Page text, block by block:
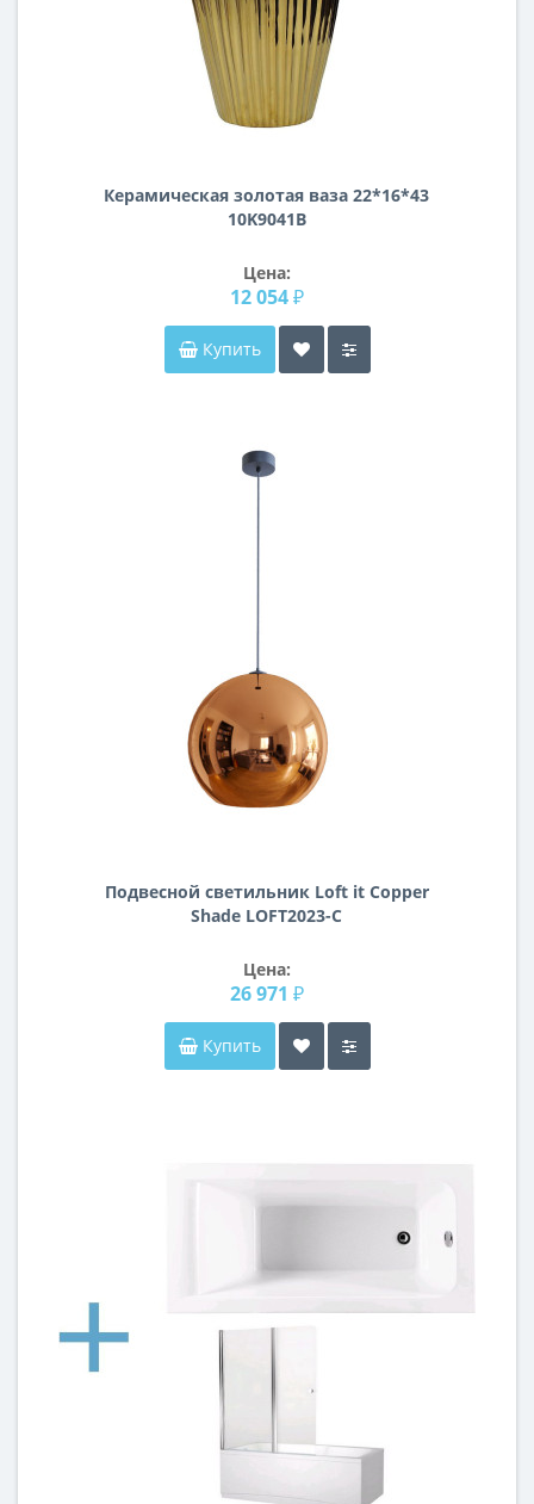
Керамическая золотая ваза 22*16*43
10K9041B
Цена:
12 054 ₽
Купить
Подвесной светильник Loft it Copper
Shade LOFT2023-C
Цена:
26 971 ₽
Купить